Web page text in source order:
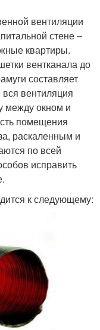
вентиляции
стене –
квартиры.
вентканала до
составляет
вентиляция
между окном и
помещения
раскаленным и
по всей
исправить
к следующему: